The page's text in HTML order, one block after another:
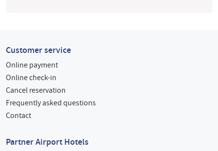
Customer service
Online payment
Online check-in
Cancel reservation
Frequently asked questions
Contact
Partner Airport Hotels